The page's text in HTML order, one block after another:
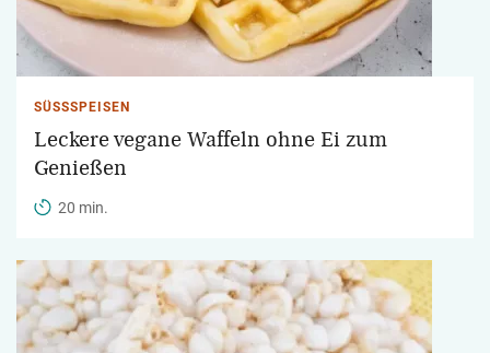
SÜSSSPEISEN
Leckere vegane Waffeln ohne Ei zum
Genießen
20 min.